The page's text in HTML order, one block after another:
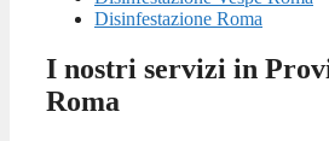
Disinfestazione Roma
I nostri servizi in
Roma